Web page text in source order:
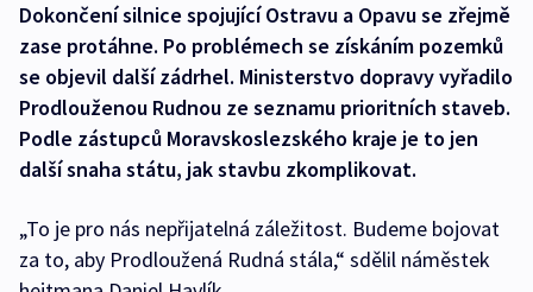
Dokončení silnice spojující Ostravu a Opavu se zřejmě
zase protáhne. Po problémech se získáním pozemků
se objevil další zádrhel. Ministerstvo dopravy vyřadilo
Prodlouženou Rudnou ze seznamu prioritních staveb.
Podle zástupců Moravskoslezského kraje je to jen
další snaha státu, jak stavbu zkomplikovat.
„To je pro nás nepřijatelná záležitost. Budeme bojovat
za to, aby Prodloužená Rudná stála,“ sdělil náměstek